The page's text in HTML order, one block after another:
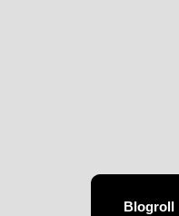
Blogroll